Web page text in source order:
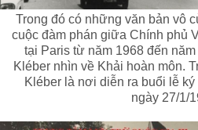
Trong đó có những văn bản vô
cuộc đàm phán giữa Chính phủ
tại Paris từ năm 1968 đến
Kléber nhìn về Khải hoàn môn.
Kléber là nơi diễn ra buổi lễ
ngày 27/1/